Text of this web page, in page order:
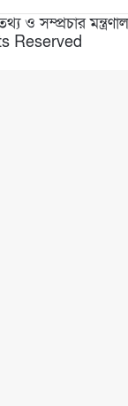
ও সম্প্রচার
Reserved